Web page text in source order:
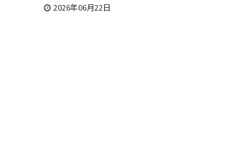
2026年06月22日